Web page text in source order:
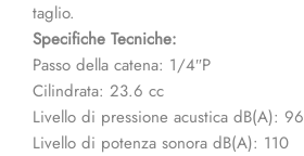
taglio.
Specifiche Tecniche:
Passo della catena: 1/4″P
Cilindrata: 23.6 cc
Livello di pressione acustica dB(A): 96
Livello di potenza sonora dB(A): 110